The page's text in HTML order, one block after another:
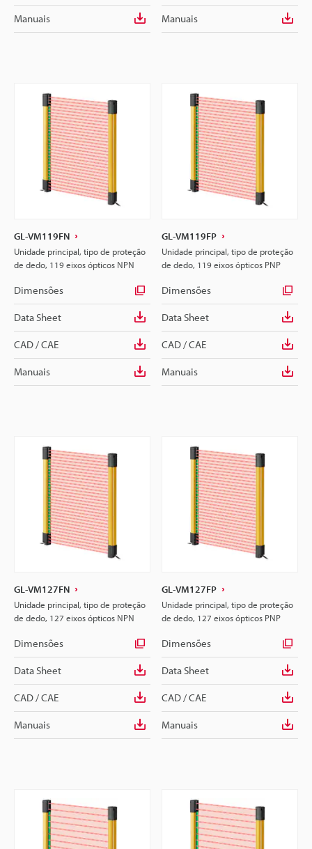
Manuais Manuais
GL-VM119FN
Unidade principal, tipo de proteção
de dedo, 119 eixos ópticos NPN
Dimensões
Data Sheet
CAD / CAE
Manuais
GL-VM119FP
Unidade principal, tipo de proteção
de dedo, 119 eixos ópticos PNP
Dimensões
Data Sheet
CAD / CAE
Manuais
GL-VM127FN
Unidade principal, tipo de proteção
de dedo, 127 eixos ópticos NPN
Dimensões
Data Sheet
CAD / CAE
Manuais
GL-VM127FP
Unidade principal, tipo de proteção
de dedo, 127 eixos ópticos PNP
Dimensões
Data Sheet
CAD / CAE
Manuais